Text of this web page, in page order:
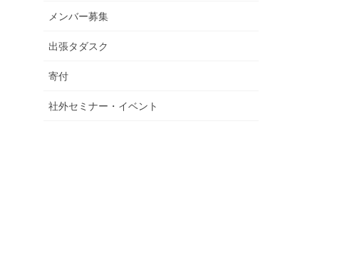
メンバー募集
出張タダスク
寄付
社外セミナー・イベント